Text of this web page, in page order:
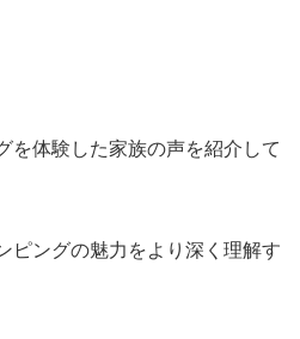
を体験した家族の声を紹介して
ピングの魅力をより深く理解す